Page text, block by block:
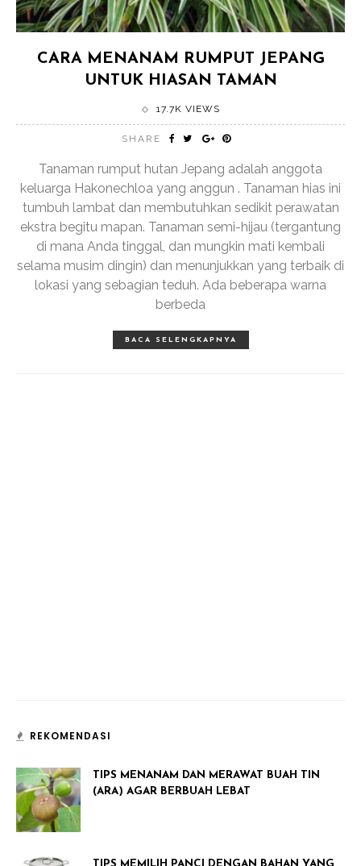
CARA MENANAM RUMPUT JEPANG
UNTUK HIASAN TAMAN
17.7K VIEWS
SHARE
Tanaman rumput hutan Jepang adalah anggota
keluarga Hakonechloa yang anggun . Tanaman hias ini
tumbuh lambat dan membutuhkan sedikit perawatan
ekstra begitu mapan. Tanaman semi-hijau (tergantung
di mana Anda tinggal, dan mungkin mati kembali
selama musim dingin) dan menunjukkan yang terbaik di
lokasi yang sebagian teduh. Ada beberapa warna
berbeda
BACA SELENGKAPNYA
REKOMENDASI
TIPS MENANAM DAN MERAWAT BUAH TIN
(ARA) AGAR BERBUAH LEBAT